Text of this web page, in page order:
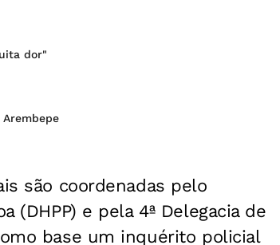
dor"
são coordenadas pelo
(DHPP) e pela 4ª Delegacia de
base um inquérito policial